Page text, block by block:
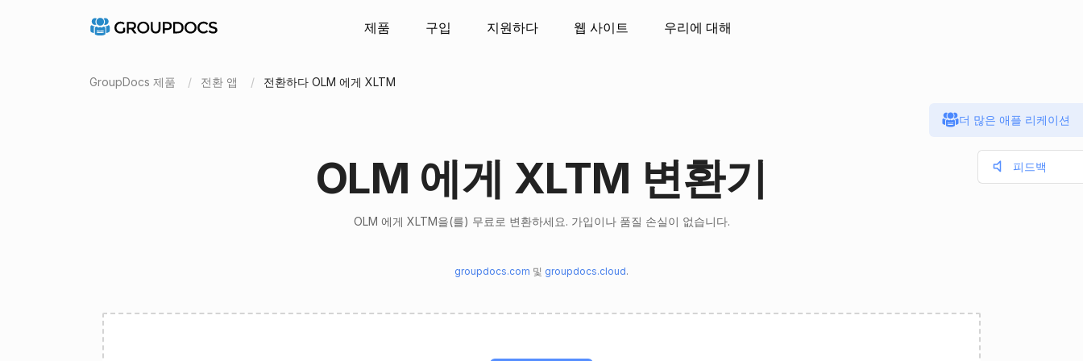
제품 구입 지원하다 웹 사이트 우리에 대해
GroupDocs 제품 전환 앱 전환하다 OLM 에게 XLTM
OLM 에게 XLTM 변환기
OLM 에게 XLTM을(를) 무료로 변환하세요. 가입이나 품질 손실이 없습니다.
groupdocs.com 및 groupdocs.cloud.
더 많은 애플 리케이션
피드백